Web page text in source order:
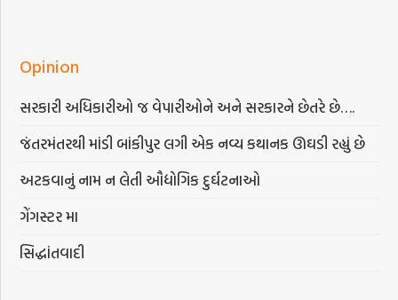
Opinion
સરકારી અધિકારીઓ જ વેપારીઓને અને સરકારને છેતરે છે….
જંતરમંતરથી માંડી બાંકીપુર લગી એક નવ્ય કથાનક ઊઘડી રહ્યું છે
અટકવાનું નામ ન લેતી ઔદ્યોગિક દુર્ઘટનાઓ
ગેંગસ્ટર મા
સિદ્ધાંતવાદી